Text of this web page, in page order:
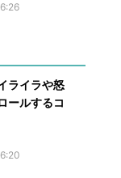
ライラや怒
ールするコ